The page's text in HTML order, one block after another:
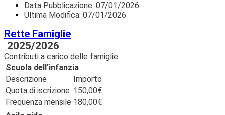
Data Pubblicazione: 07/01/2026
Ultima Modifica: 07/01/2026
Rette Famiglie
2025/2026
Contributi a carico delle famiglie
Scuola dell'infanzia
Descrizione
Importo
Quota di iscrizione 150,00€
Frequenza mensile 180,00€